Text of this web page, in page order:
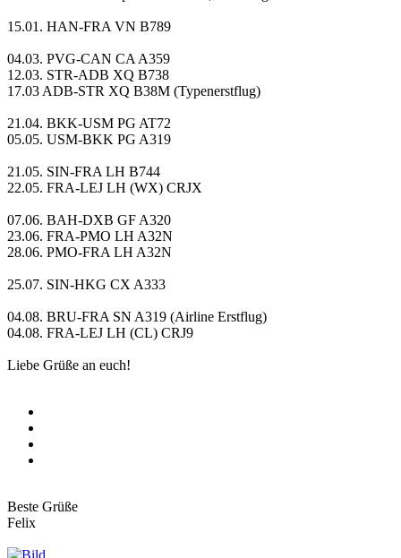
15.01. HAN-FRA VN B789
04.03. PVG-CAN CA A359
12.03. STR-ADB XQ B738
17.03 ADB-STR XQ B38M (Typenerstflug)
21.04. BKK-USM PG AT72
05.05. USM-BKK PG A319
21.05. SIN-FRA LH B744
22.05. FRA-LEJ LH (WX) CRJX
07.06. BAH-DXB GF A320
23.06. FRA-PMO LH A32N
28.06. PMO-FRA LH A32N
25.07. SIN-HKG CX A333
04.08. BRU-FRA SN A319 (Airline Erstflug)
04.08. FRA-LEJ LH (CL) CRJ9
Liebe Grüße an euch!
Beste Grüße
Felix